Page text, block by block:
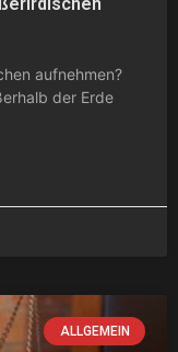
aufnehmen?
der Erde
ALLGEMEIN